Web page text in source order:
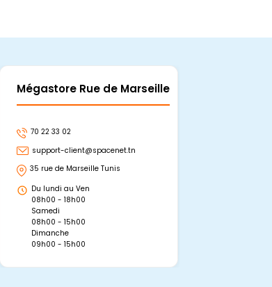
Mégastore Rue de Marseille
70 22 33 02
support-client@spacenet.tn
35 rue de Marseille Tunis
Du lundi au Ven
08h00 - 18h00
Samedi
08h00 - 15h00
Dimanche
09h00 - 15h00